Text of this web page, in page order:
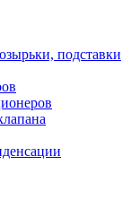
подставки